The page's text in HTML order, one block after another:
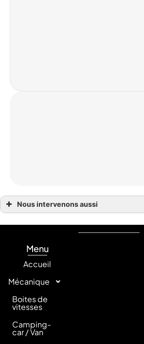
Nous intervenons aussi
Garage Langoiran, Créon, Saint-Caprais-de-Bordeaux
Menu
Accueil
Mécanique
Boites de
vitesses
Camping-
car / Van